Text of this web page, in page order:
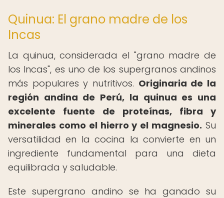
Quinua: El grano madre de los
Incas
La quinua, considerada el "grano madre de
los Incas", es uno de los supergranos andinos
más populares y nutritivos. Originaria de la
región andina de Perú, la quinua es una
excelente fuente de proteínas, fibra y
minerales como el hierro y el magnesio. Su
versatilidad en la cocina la convierte en un
ingrediente fundamental para una dieta
equilibrada y saludable.
Este supergrano andino se ha ganado su